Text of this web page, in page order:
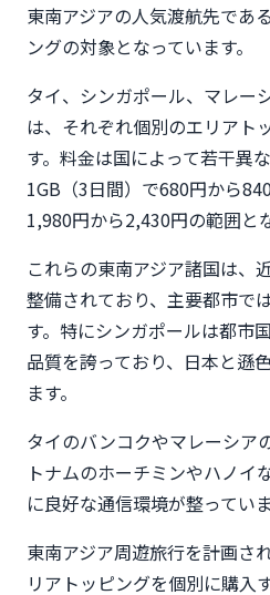
東南アジアの人気渡航先であ
ングの対象となっています。
タイ、シンガポール、マレー
は、それぞれ個別のエリアト
す。料金は国によって若干異
1GB（3日間）で680円から
1,980円から2,430円の範囲と
これらの東南アジア諸国は、
整備されており、主要都市で
す。特にシンガポールは都市
品質を誇っており、日本と遜
ます。
タイのバンコクやマレーシア
トナムのホーチミンやハノイ
に良好な通信環境が整っていま
東南アジア周遊旅行を計画さ
リアトッピングを個別に購入